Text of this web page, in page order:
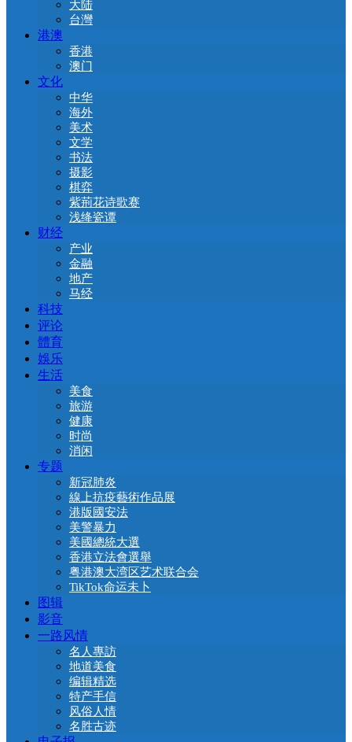
大陆
台灣
港澳
香港
澳门
文化
中华
海外
美术
文学
书法
摄影
棋弈
紫荊花诗歌赛
浅绛瓷谭
财经
产业
金融
地产
马经
科技
评论
體育
娛乐
生活
美食
旅游
健康
时尚
消闲
专题
新冠肺炎
線上抗疫藝術作品展
港版國安法
美警暴力
美國總統大選
香港立法會選舉
粤港澳大湾区艺术联合会
TikTok命运未卜
图辑
影音
一路风情
名人專訪
地道美食
编辑精选
特产手信
风俗人情
名胜古迹